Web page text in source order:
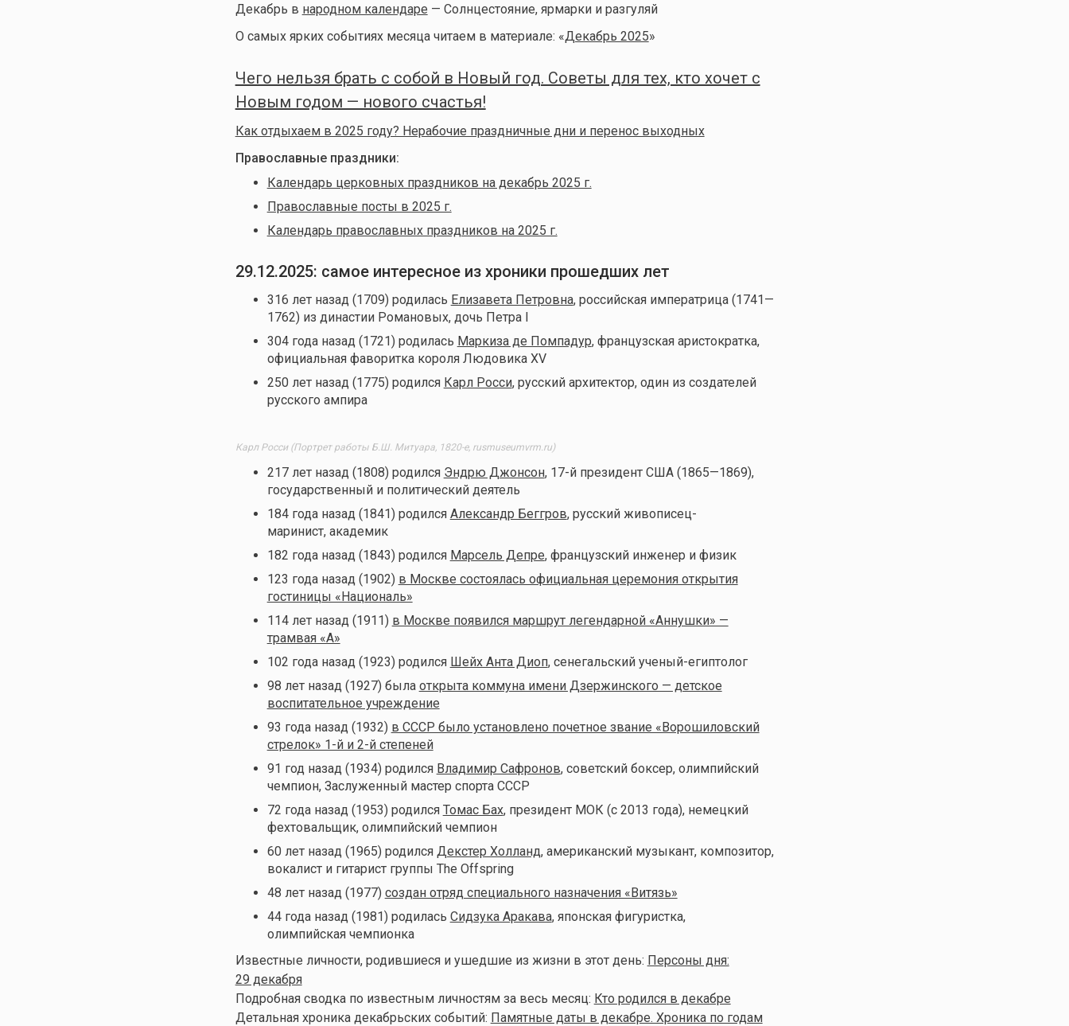
Декабрь в народном календаре — Солнцестояние, ярмарки и разгуляй
О самых ярких событиях месяца читаем в материале: «Декабрь 2025»
Чего нельзя брать с собой в Новый год. Советы для тех, кто хочет с
Новым годом — нового счастья!
Как отдыхаем в 2025 году? Нерабочие праздничные дни и перенос выходных
Православные праздники:
Календарь церковных праздников на декабрь 2025 г.
Православные посты в 2025 г.
Календарь православных праздников на 2025 г.
29.12.2025: самое интересное из хроники прошедших лет
316 лет назад (1709) родилась Елизавета Петровна, российская императрица (1741—
1762) из династии Романовых, дочь Петра I
304 года назад (1721) родилась Маркиза де Помпадур, французская аристократка,
официальная фаворитка короля Людовика XV
250 лет назад (1775) родился Карл Росси, русский архитектор, один из создателей
русского ампира
Карл Росси (Портрет работы Б.Ш. Митуара, 1820-е, rusmuseumvrm.ru)
217 лет назад (1808) родился Эндрю Джонсон, 17-й президент США (1865—1869),
государственный и политический деятель
184 года назад (1841) родился Александр Беггров, русский живописец-
маринист, академик
182 года назад (1843) родился Марсель Депре, французский инженер и физик
123 года назад (1902) в Москве состоялась официальная церемония открытия
гостиницы «Националь»
114 лет назад (1911) в Москве появился маршрут легендарной «Аннушки» —
трамвая «А»
102 года назад (1923) родился Шейх Анта Диоп, сенегальский ученый-египтолог
98 лет назад (1927) была открыта коммуна имени Дзержинского — детское
воспитательное учреждение
93 года назад (1932) в СССР было установлено почетное звание «Ворошиловский
стрелок» 1-й и 2-й степеней
91 год назад (1934) родился Владимир Сафронов, советский боксер, олимпийский
чемпион, Заслуженный мастер спорта СССР
72 года назад (1953) родился Томас Бах, президент МОК (с 2013 года), немецкий
фехтовальщик, олимпийский чемпион
60 лет назад (1965) родился Декстер Холланд, американский музыкант, композитор,
вокалист и гитарист группы The Offspring
48 лет назад (1977) создан отряд специального назначения «Витязь»
44 года назад (1981) родилась Сидзука Аракава, японская фигуристка,
олимпийская чемпионка
Известные личности, родившиеся и ушедшие из жизни в этот день: Персоны дня:
29 декабря
Подробная сводка по известным личностям за весь месяц: Кто родился в декабре
Детальная хроника декабрьских событий: Памятные даты в декабре. Хроника по годам